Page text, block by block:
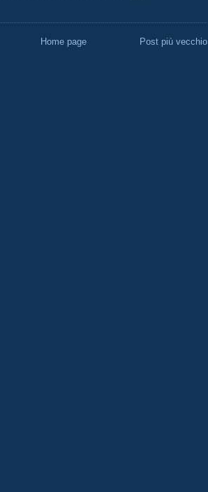
Post più vecchio
Home page